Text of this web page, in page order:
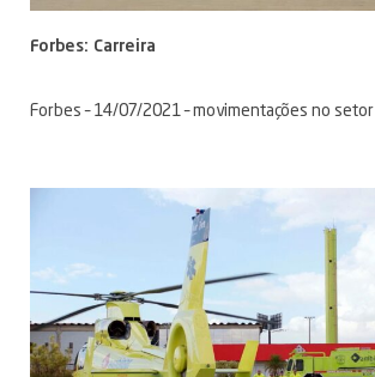
Forbes: Carreira
Forbes – 14/07/2021 – movimentações no setor